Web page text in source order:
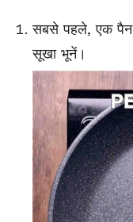
सबसे पहले, एक
सूखा भूनें।